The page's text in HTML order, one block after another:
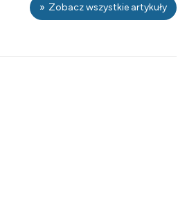
Zobacz wszystkie artykuły